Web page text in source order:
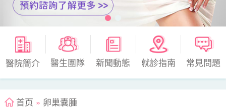
醫院簡介 醫生團隊 新聞動態 就診指南 常見問題
首页 » 卵巢囊腫